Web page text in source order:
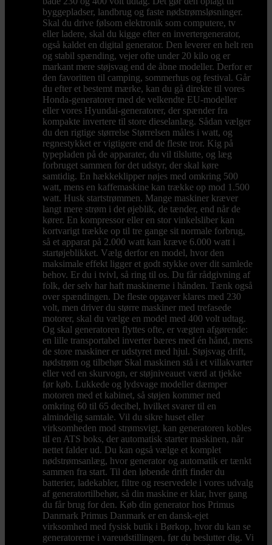
byggepladser, landbrug og faste nødstrømsløsninger.
Skal du drive følsom elektronik som computere, tv
eller ladere, skal du kigge efter en invertergenerator,
også kaldet en digital generator. Den leverer en helt ren
og stabil spænding, vejer ofte under 20 kilo og er
markant mere støjsvag end de åbne modeller. Derfor er
den favoritten til camping, sommerhus og festival. Går
du efter et bestemt mærke, kan du gå direkte til vores
Honda-generatorer med de velkendte EU-modeller
eller vores Hyundai-generatorer, der spænder fra
kompakte invertere til store dieselanlæg. Sådan vælger
du den rigtige størrelse Størrelsen måles i watt, og
regnestykket er vigtigere end de fleste tror. Kig på
typepladen på de apparater, du vil tilslutte, og læg
forbruget sammen for det udstyr, der skal køre
samtidig. En hækkeklipper nøjes med omkring 500
watt, mens en kaffemaskine kan trække op mod 1.500
watt. Husk startstrømmen. Mange maskiner kræver
langt mere strøm i det øjeblik, de tænder, end når de
kører. En kompressor eller en stor vinkelsliber kan
kortvarigt trække op til tre gange sit normale forbrug,
så et apparat på 2.000 watt kan kræve 6.000 watt i
startøjeblikket. Vælg derfor en model, hvor den
maksimale effekt ligger et godt stykke over dit samlede
behov. Er du i tvivl, så ring til os. Du får rådgivning af
folk, der selv har haft maskinerne i hånden. Tænk også
over spændingen. De fleste opgaver klares med 230
volt, men driver du større maskiner med trefasede
motorer, skal du vælge en model med 400 volt udtag.
Og skal generatoren flyttes ofte, er vægten afgørende:
en lille transportabel inverter bæres med én hånd, mens
de store maskiner er udstyret med hjul. Støjsvag drift,
nødstrøm og tilbehør Skal maskinen stå i et villakvarter
eller ved en skurvogn, er støjniveauet værd at tjekke
før køb. Lukkede og lydsvage modeller dæmper
motoren med et kabinet, så støjen kommer ned
omkring 60 til 65 decibel, hvilket svarer til en
almindelig samtale. Vil du sikre huset eller
virksomheden mod strømsvigt, kan generatoren kobles
til en ATS boks, der automatisk starter maskinen, når
nettet falder ud. Du kan også vælge et komplet
nødstrømsanlæg, hvor generator og automatik er tænkt
sammen fra start. Til den løbende drift finder du
batterier, ladekabler, filtre og reservedele i vores udvalg
af generatortilbehør, så din maskine er klar, hver gang
du får brug for den. Køb din generator hos Primus
Danmark Primus Danmark er en dansk-ejet
virksomhed med fysisk butik i Børkop, hvor du kan se
generatorerne i vareudstillingen, før du beslutter dig. Vi